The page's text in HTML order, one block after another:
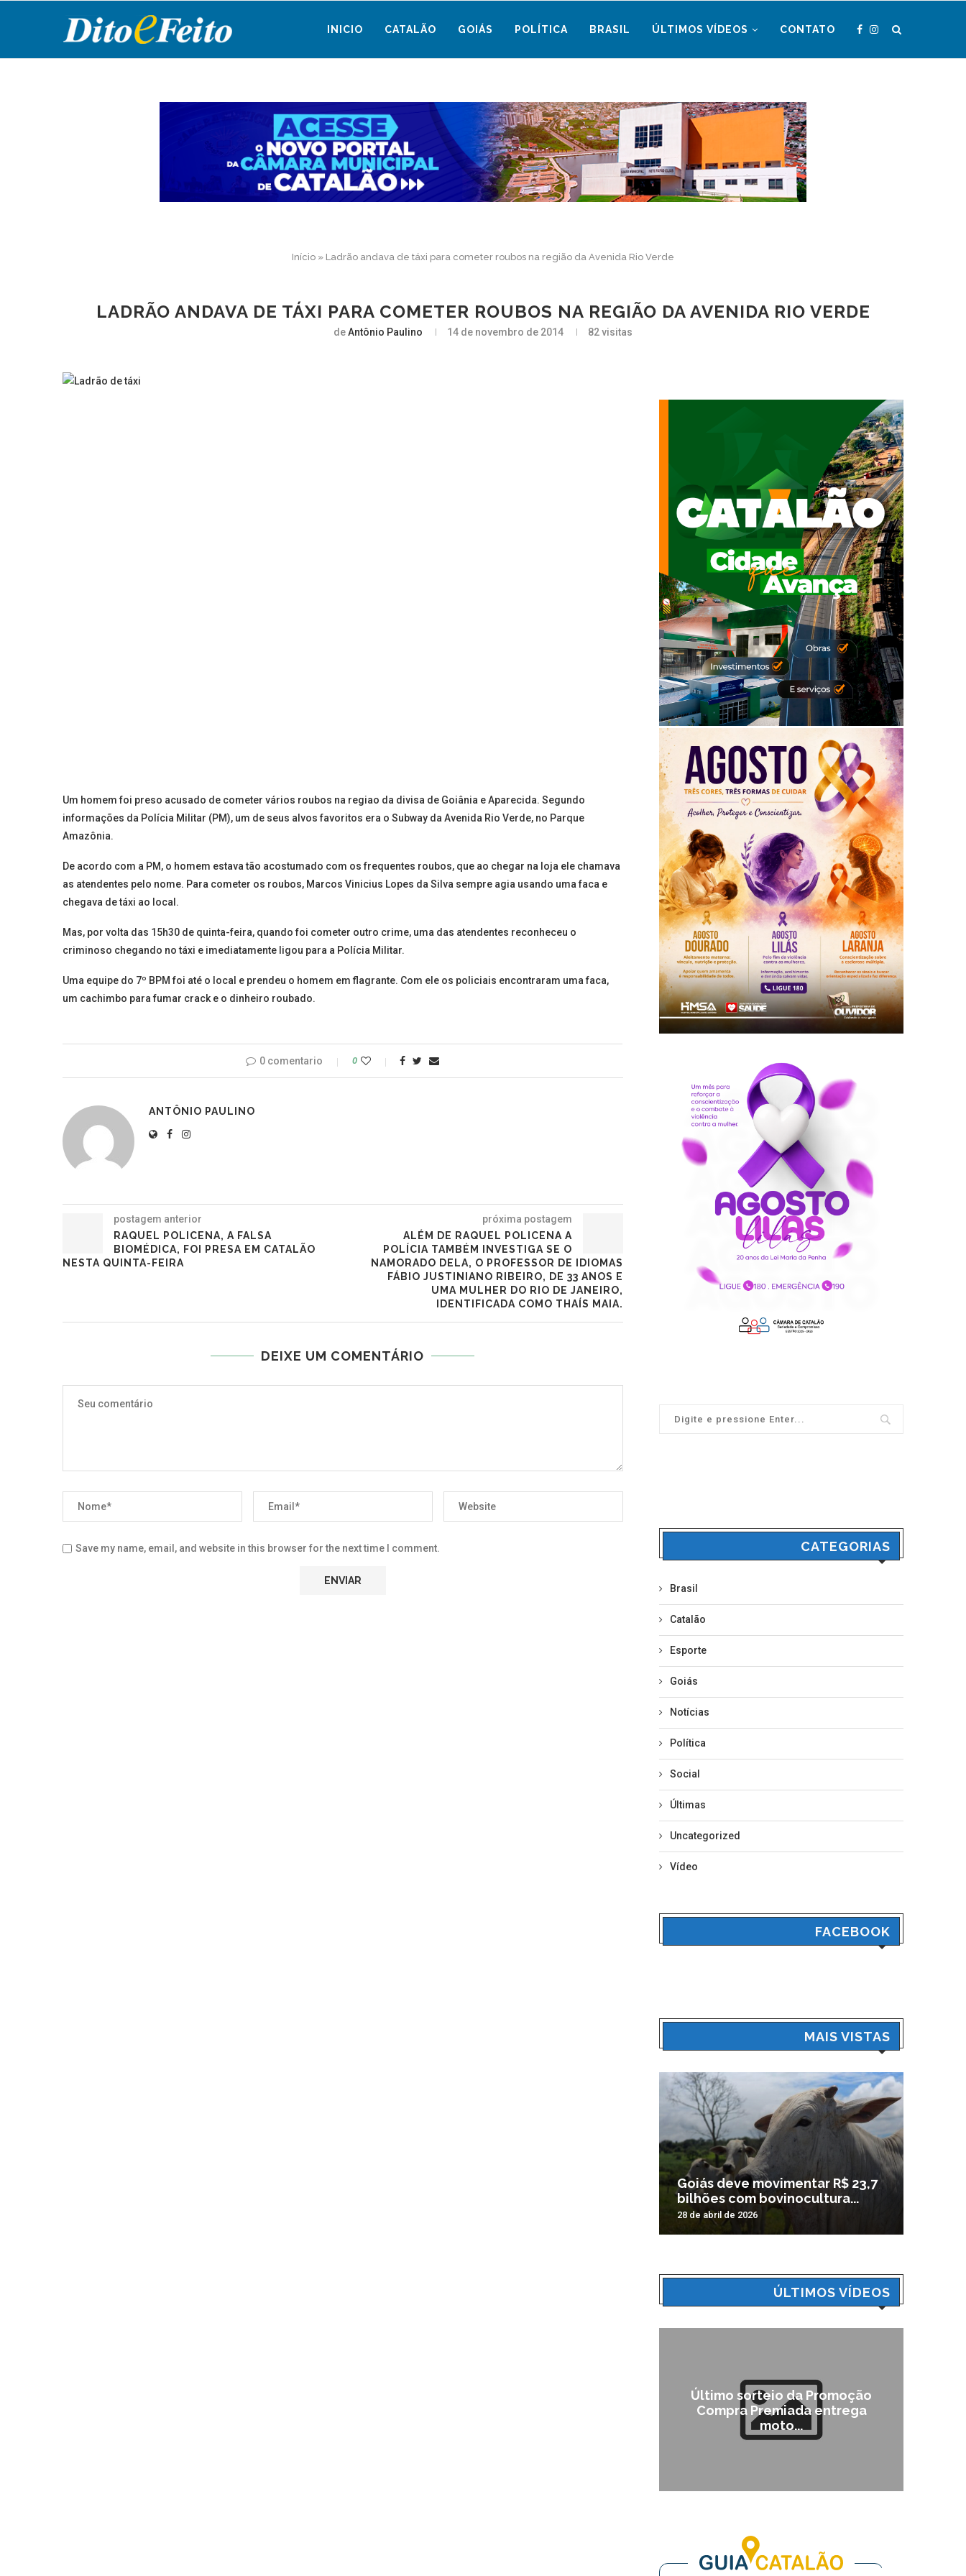
INICIO CATALÃO GOIÁS POLÍTICA BRASIL ÚLTIMOS VÍDEOS CONTATO
Início » Ladrão andava de táxi para cometer roubos na região da Avenida Rio Verde
LADRÃO ANDAVA DE TÁXI PARA COMETER ROUBOS NA REGIÃO DA AVENIDA RIO VERDE
deAntônio Paulino 14 de novembro de 2014 82visitas
Um homem foi preso acusado de cometer vários roubos na regiao da divisa de Goiânia e Aparecida. Segundo
informações da Polícia Militar (PM), um de seus alvos favoritos era o Subway da Avenida Rio Verde, no Parque
Amazônia.
De acordo com a PM, o homem estava tão acostumado com os frequentes roubos, que ao chegar na loja ele chamava
as atendentes pelo nome. Para cometer os roubos, Marcos Vinicius Lopes da Silva sempre agia usando uma faca e
chegava de táxi ao local.
Mas, por volta das 15h30 de quinta-feira, quando foi cometer outro crime, uma das atendentes reconheceu o
criminoso chegando no táxi e imediatamente ligou para a Polícia Militar.
Uma equipe do 7º BPM foi até o local e prendeu o homem em flagrante. Com ele os policiais encontraram uma faca,
um cachimbo para fumar crack e o dinheiro roubado.
0 comentario 0
ANTÔNIO PAULINO
postagem anterior
RAQUEL POLICENA, A FALSA
BIOMÉDICA, FOI PRESA EM CATALÃO
NESTA QUINTA-FEIRA
próxima postagem
ALÉM DE RAQUEL POLICENA A
POLÍCIA TAMBÉM INVESTIGA SE O
NAMORADO DELA, O PROFESSOR DE IDIOMAS
FÁBIO JUSTINIANO RIBEIRO, DE 33 ANOS E
UMA MULHER DO RIO DE JANEIRO,
IDENTIFICADA COMO THAÍS MAIA.
DEIXE UM COMENTÁRIO
Save my name, email, and website in this browser for the next time I comment. CATEGORIAS
Brasil
Catalão
Esporte
Goiás
Notícias
Política
Social
Últimas
Uncategorized
Vídeo
FACEBOOK
MAIS VISTAS
Goiás deve movimentar R$ 23,7
bilhões com bovinocultura...
28 de abril de 2026
ÚLTIMOS VÍDEOS
Último sorteio da Promoção
Compra Premiada entrega
moto...